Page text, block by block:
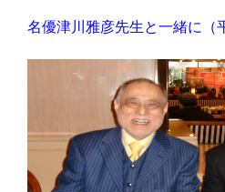
名優津川雅彦先生と一緒に（